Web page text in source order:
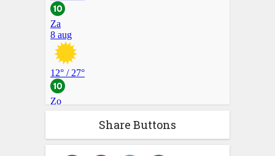
Share Buttons